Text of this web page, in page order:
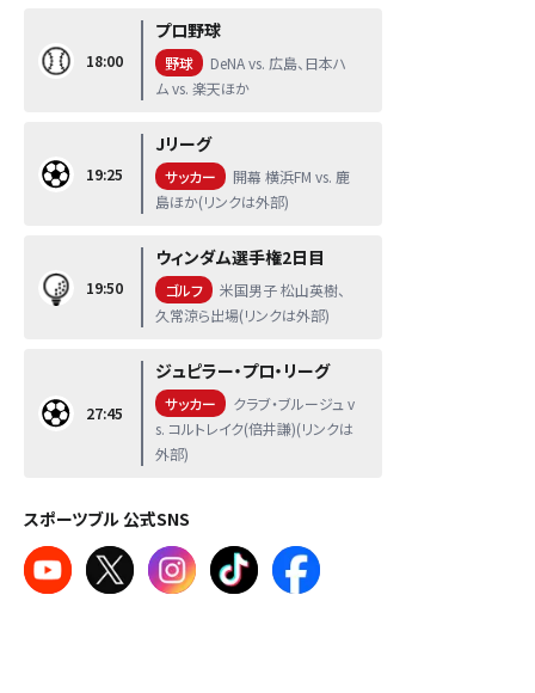
18:00
プロ野球
野球
DeNA vs. 広島、日本ハ
ム vs. 楽天ほか
19:25
Jリーグ
サッカー
開幕 横浜FM vs. 鹿
島ほか(リンクは外部)
19:50
ウィンダム選手権2日目
ゴルフ
米国男子 松山英樹、
久常涼ら出場(リンクは外部)
27:45
ジュピラー・プロ・リーグ
サッカー
クラブ・ブルージュ v
s. コルトレイク(倍井謙)(リンクは
外部)
スポーツブル 公式SNS